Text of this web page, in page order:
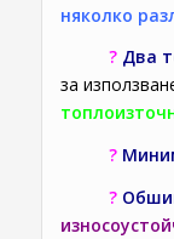
няколко
? Два
за
?
?